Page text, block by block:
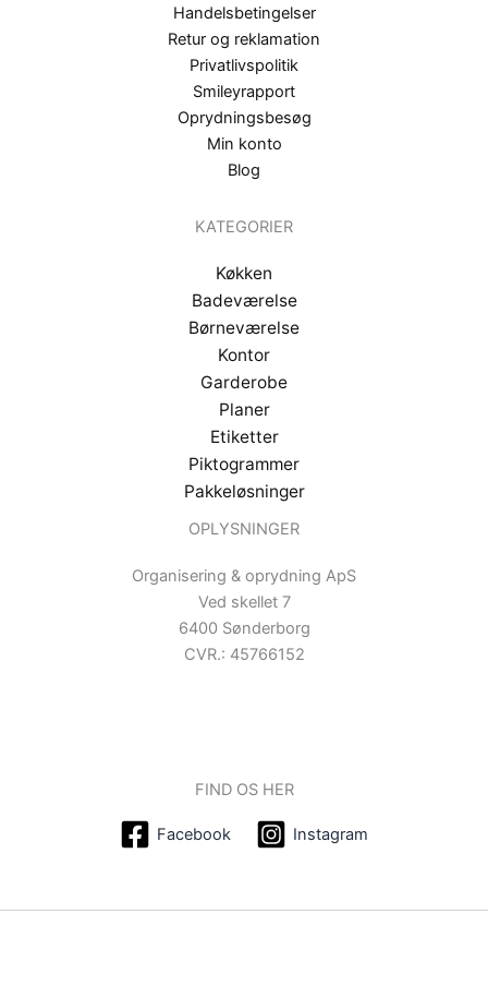
Handelsbetingelser
Retur og reklamation
Privatlivspolitik
Smileyrapport
Oprydningsbesøg
Min konto
Blog
KATEGORIER
Køkken
Badeværelse
Børneværelse
Kontor
Garderobe
Planer
Etiketter
Piktogrammer
Pakkeløsninger
OPLYSNINGER
Organisering & oprydning ApS
Ved skellet 7
6400 Sønderborg
CVR.: 45766152
FIND OS HER
Facebook Instagram